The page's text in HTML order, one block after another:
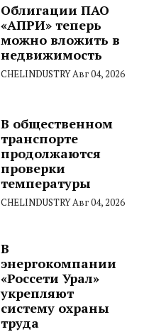
Облигации ПАО
«АПРИ» теперь
можно вложить в
недвижимость
CHELINDUSTRYАвг 04, 2026
В общественном
транспорте
продолжаются
проверки
температуры
CHELINDUSTRYАвг 04, 2026
В
энергокомпании
«Россети Урал»
укрепляют
систему охраны
труда